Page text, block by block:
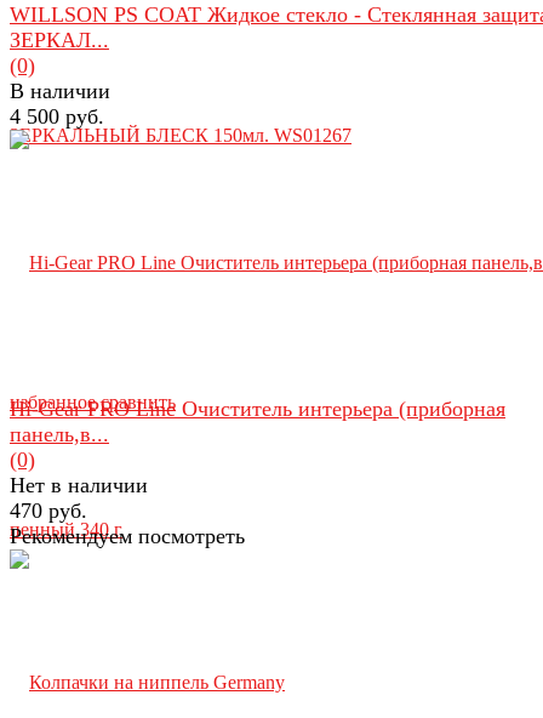
избранное сравнить
WILLSON PS COAT Жидкое стекло - Стеклянная
ЗЕРКАЛ...
(0)
В наличии
4 500 руб.
Hi-Gear PRO Line Очиститель интерьера (приборная
панель,в...
(0)
Нет в наличии
470 руб.
Рекомендуем посмотреть